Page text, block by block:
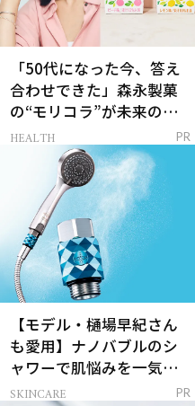
「50代になった今、答え
合わせできた」森永製菓
の“モリコラ”が未来のキ
レイを連れてくる！
HEALTH PR
【モデル・樋場早紀さん
も愛用】ナノバブルのシ
ャワーで肌悩みを一気に
解決
SKINCARE PR